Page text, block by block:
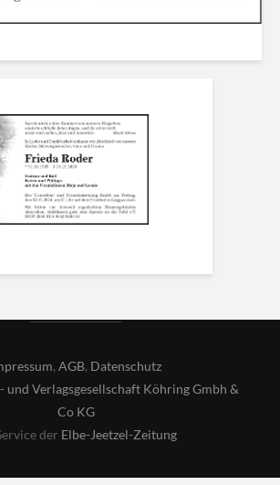
, AGB, Datenschutz
und Verlagsgesellschaft Köhring Gmbh &
Co KG
der Elbe-Jeetzel-Zeitung